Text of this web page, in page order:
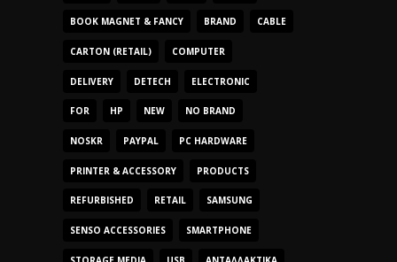
BOOK MAGNET & FANCY BRAND CABLE
CARTON (RETAIL) COMPUTER
DELIVERY DETECH ELECTRONIC
FOR HP NEW NO BRAND
NOSKR PAYPAL PC HARDWARE
PRINTER & ACCESSORY PRODUCTS
REFURBISHED RETAIL SAMSUNG
SENSO ACCESSORIES SMARTPHONE